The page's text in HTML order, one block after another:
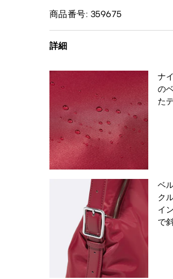
商品番号: 359675
詳細
ナ
の
た
ベ
ク
イ
で